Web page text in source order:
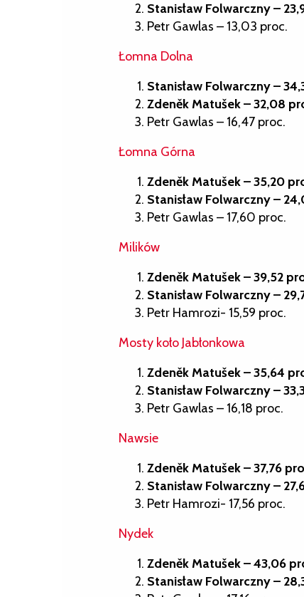
Stanisław Folwarczny –
Petr Gawlas – 13,03 proc.
Łomna Dolna
Stanisław Folwarczny –
Zdeněk Matušek – 32,08
Petr Gawlas – 16,47 proc.
Łomna Górna
Zdeněk Matušek – 35,20
Stanisław Folwarczny –
Petr Gawlas – 17,60 proc.
Milików
Zdeněk Matušek – 39,52
Stanisław Folwarczny –
Petr Hamrozi- 15,59 proc.
Mosty koło Jabłonkowa
Zdeněk Matušek – 35,64
Stanisław Folwarczny –
Petr Gawlas – 16,18 proc.
Nawsie
Zdeněk Matušek – 37,76
Stanisław Folwarczny –
Petr Hamrozi- 17,56 proc.
Nydek
Zdeněk Matušek – 43,06
Stanisław Folwarczny –